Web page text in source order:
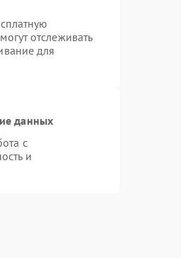
отслеживать
для
данных
с
и